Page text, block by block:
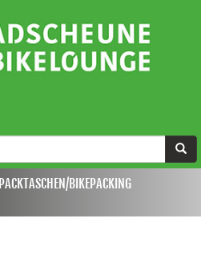
PACKTASCHEN/BIKEPACKING